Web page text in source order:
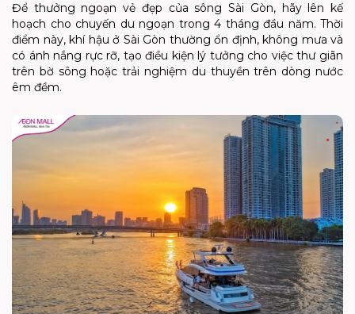
Để thưởng ngoạn vẻ đẹp của sông Sài Gòn, hãy lên kế
hoạch cho chuyến du ngoạn trong 4 tháng đầu năm. Thời
điểm này, khí hậu ở Sài Gòn thường ổn định, không mưa và
có ánh nắng rực rỡ, tạo điều kiện lý tưởng cho việc thư giãn
trên bờ sông hoặc trải nghiệm du thuyền trên dòng nước
êm đềm.